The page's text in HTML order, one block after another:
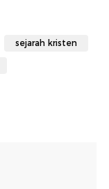
sejarah kristen